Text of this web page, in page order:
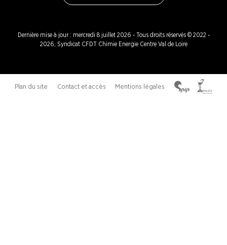
Dernière mise à jour : mercredi 8 juillet 2026 - Tous droits réservés © 2022 -
2026, Syndicat CFDT Chimie Energie Centre Val de Loire
Plan du site Contact et accès Mentions légales